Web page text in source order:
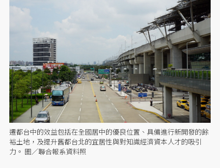
遷都台中的效益包括在全國居中的優良位置、具備進行新開發的餘
裕土地，及提升舊都台北的宜居性與對知識經濟資本人才的吸引
力。 圖／聯合報系資料照